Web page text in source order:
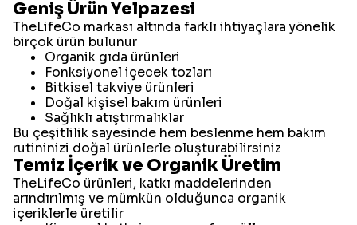
Geniş Ürün Yelpazesi
TheLifeCo markası altında farklı ihtiyaçlara yönelik
birçok ürün bulunur
Organik gıda ürünleri
Fonksiyonel içecek tozları
Bitkisel takviye ürünleri
Doğal kişisel bakım ürünleri
Sağlıklı atıştırmalıklar
Bu çeşitlilik sayesinde hem beslenme hem bakım
rutininizi doğal ürünlerle oluşturabilirsiniz
Temiz İçerik ve Organik Üretim
TheLifeCo ürünleri, katkı maddelerinden
arındırılmış ve mümkün olduğunca organik
içeriklerle üretilir